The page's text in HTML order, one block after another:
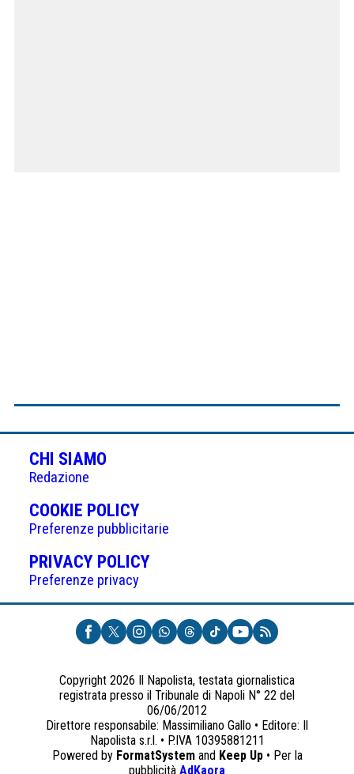
CHI SIAMO
Redazione
COOKIE POLICY(APRE
IN
UNA
NUOVA
Preferenze pubblicitarie
PRIVACY POLICY(APRE
UNA
NUOVA
SCHEDA)
Preferenze privacy
Copyright 2026 Il Napolista, testata giornalistica
registrata presso il Tribunale di Napoli N° 22 del
06/06/2012
Direttore responsabile: Massimiliano Gallo • Editore: Il
Napolista s.r.l. • P.IVA 10395881211
Powered by FormatSystemand Keep Up• Per la
pubblicità AdKaora